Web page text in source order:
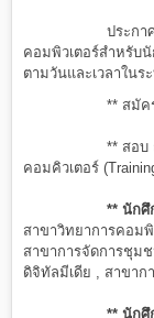
ประกา
คอมพิวเตอร์สำหรับ
ตามวันและเวลาในร
** สมัค
** สอบ
คอมคิวเตอร์
** นักศึ
สาขาวิทยาการคอม
สาขาการจัดการชุม
ดิจิทัลมีเดีย , สาขา
** นักศึ